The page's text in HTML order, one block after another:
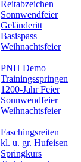
Reitabzeichen
Sonnwendfeier
Geländeritt
Basispass
Weihnachtsfeier
PNH Demo
Trainingsspringen
1200-Jahr Feier
Sonnwendfeier
Weihnachtsfeier
Faschingsreiten
kl. u. gr. Hufeisen
Springkurs